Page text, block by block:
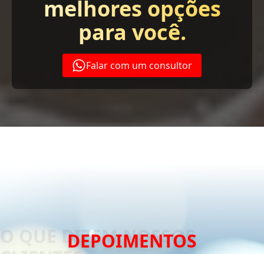
melhores opções
para você.
Falar com um consultor
DEPOIMENTOS